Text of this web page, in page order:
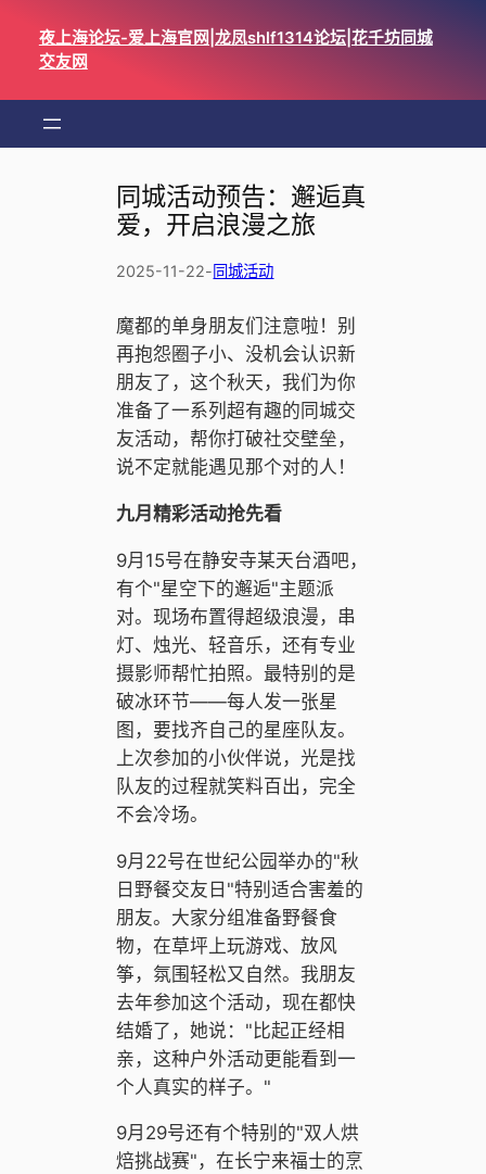
容
夜上海论坛-爱上海官网|龙凤shlf1314论坛|花千坊同城
交友网
同城活动预告：邂逅真
爱，开启浪漫之旅
2025-11-22- 同城活动
魔都的单身朋友们注意啦！别
再抱怨圈子小、没机会认识新
朋友了，这个秋天，我们为你
准备了一系列超有趣的同城交
友活动，帮你打破社交壁垒，
说不定就能遇见那个对的人！
九月精彩活动抢先看
9月15号在静安寺某天台酒吧，
有个"星空下的邂逅"主题派
对。现场布置得超级浪漫，串
灯、烛光、轻音乐，还有专业
摄影师帮忙拍照。最特别的是
破冰环节——每人发一张星
图，要找齐自己的星座队友。
上次参加的小伙伴说，光是找
队友的过程就笑料百出，完全
不会冷场。
9月22号在世纪公园举办的"秋
日野餐交友日"特别适合害羞的
朋友。大家分组准备野餐食
物，在草坪上玩游戏、放风
筝，氛围轻松又自然。我朋友
去年参加这个活动，现在都快
结婚了，她说："比起正经相
亲，这种户外活动更能看到一
个人真实的样子。"
9月29号还有个特别的"双人烘
焙挑战赛"，在长宁来福士的烹